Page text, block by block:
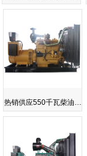
热销供应550千瓦柴油…